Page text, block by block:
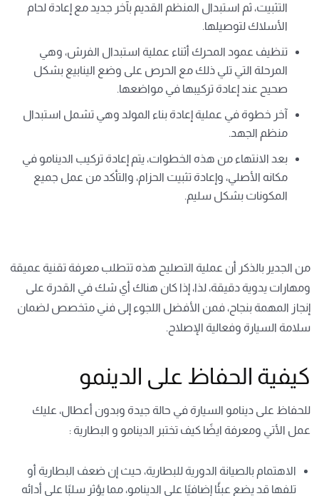
التثبيت، ثم استبدال المنظم القديم بآخر جديد مع إعادة لحام
الأسلاك لتوصيلها.
تنظيف عمود المحرك أثناء عملية استبدال الفرش، وهي
المرحلة التي تلي ذلك مع الحرص على وضع الينابيع بشكل
صحيح عند إعادة تركيبها في مواضعها.
آخر خطوة في عملية إعادة بناء المولد وهي تشمل استبدال
منظم الجهد.
بعد الانتهاء من هذه الخطوات، يتم إعادة تركيب الدينامو في
مكانه الأصلي، وإعادة تثبيت الحزام، والتأكد من عمل جميع
المكونات بشكل سليم.
من الجدير بالذكر أن عملية التصليح هذه تتطلب معرفة تقنية عميقة
ومهارات يدوية دقيقة، لذا، إذا كان هناك أي شك في القدرة على
إنجاز المهمة بنجاح، فمن الأفضل اللجوء إلى فني متخصص لضمان
سلامة السيارة وفعالية الإصلاح.
كيفية الحفاظ على الدينمو
للحفاظ على دينامو السيارة في حالة جيدة وبدون أعطال، عليك
عمل الأتي ومعرفة ايضًا كيف تختبر الدينامو و البطارية :
الاهتمام بالصيانة الدورية للبطارية، حيث إن ضعف البطارية أو
تلفها قد يضع عبئًا إضافيًا على الدينامو، مما يؤثر سلبًا على أدائه